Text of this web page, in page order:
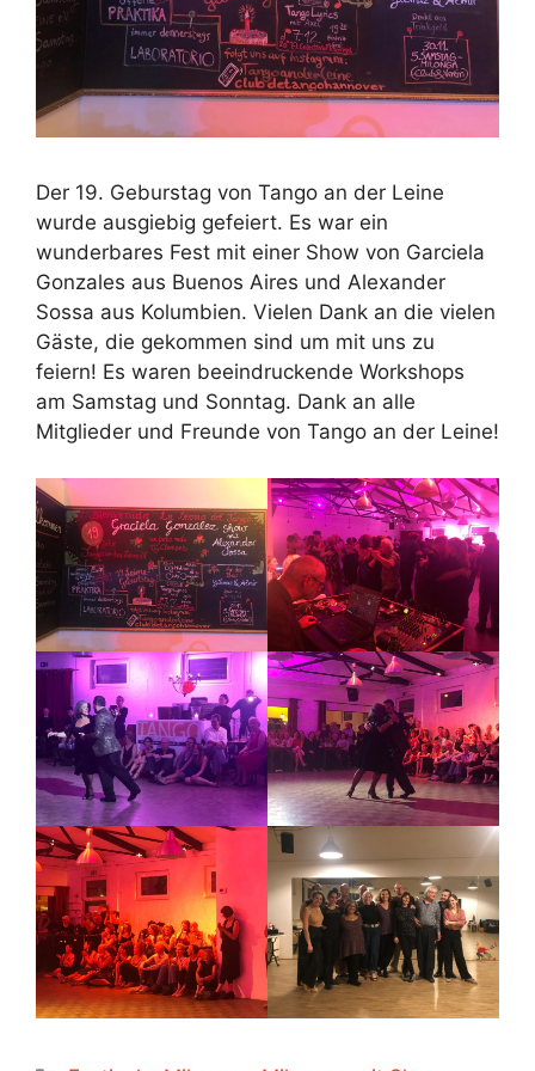
Der 19. Geburstag von Tango an der Leine
wurde ausgiebig gefeiert. Es war ein
wunderbares Fest mit einer Show von Garciela
Gonzales aus Buenos Aires und Alexander
Sossa aus Kolumbien. Vielen Dank an die vielen
Gäste, die gekommen sind um mit uns zu
feiern! Es waren beeindruckende Workshops
am Samstag und Sonntag. Dank an alle
Mitglieder und Freunde von Tango an der Leine!